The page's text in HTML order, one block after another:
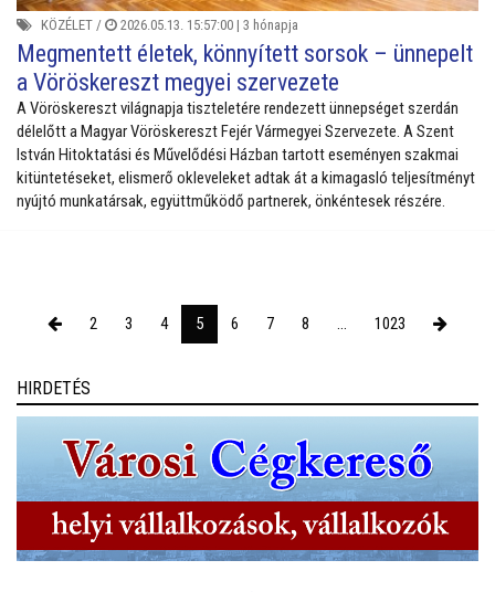
KÖZÉLET / 2026.05.13. 15:57:00 | 3 hónapja
Megmentett életek, könnyített sorsok – ünnepelt
a Vöröskereszt megyei szervezete
A Vöröskereszt világnapja tiszteletére rendezett ünnepséget szerdán
délelőtt a Magyar Vöröskereszt Fejér Vármegyei Szervezete. A Szent
István Hitoktatási és Művelődési Házban tartott eseményen szakmai
kitüntetéseket, elismerő okleveleket adtak át a kimagasló teljesítményt
nyújtó munkatársak, együttműködő partnerek, önkéntesek részére.
2 3 4 5 6 7 8 ... 1023
HIRDETÉS